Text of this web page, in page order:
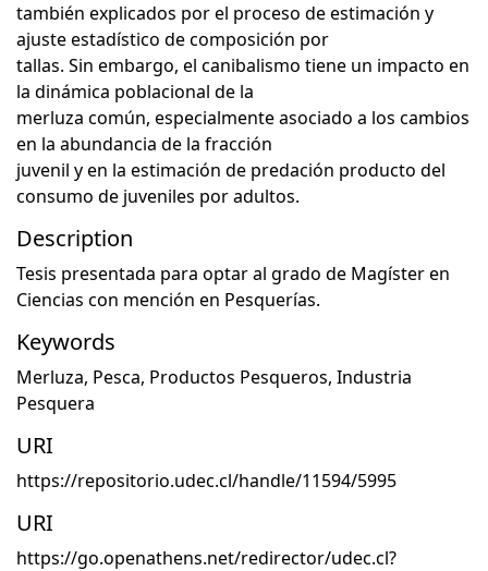
también explicados por el proceso de estimación y
ajuste estadístico de composición por
tallas. Sin embargo, el canibalismo tiene un impacto en
la dinámica poblacional de la
merluza común, especialmente asociado a los cambios
en la abundancia de la fracción
juvenil y en la estimación de predación producto del
consumo de juveniles por adultos.
Description
Tesis presentada para optar al grado de Magíster en
Ciencias con mención en Pesquerías.
Keywords
Merluza, Pesca, Productos Pesqueros, Industria
Pesquera
URI
https://repositorio.udec.cl/handle/11594/5995
URI
https://go.openathens.net/redirector/udec.cl?